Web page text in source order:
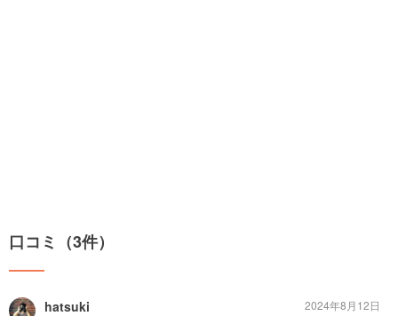
口コミ（3件）
hatsuki
2024年8月12日